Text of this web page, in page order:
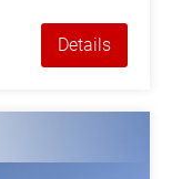
Details